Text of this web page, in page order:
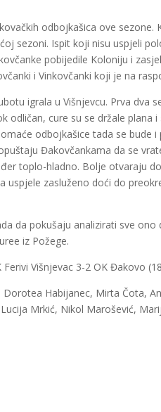
odbojkašica ove
sezoni. Ispit koji nisu uspjeli
pobijedile Koloniju i
i Vinkovčanki koji je na
igrala u Višnjevcu. Prva
odličan, cure su se držale
odbojkašice tada se bude
Đakovčankama da se
toplo-hladno. Bolje otvaraju
uspjele zasluženo doći do
da pokušaju analizirati sve
iz Požege.
Ferivi Višnjevac 3-2 OK Đakovo
Habijanec, Mirta Čota,
Mrkić, Nikol Marošević,